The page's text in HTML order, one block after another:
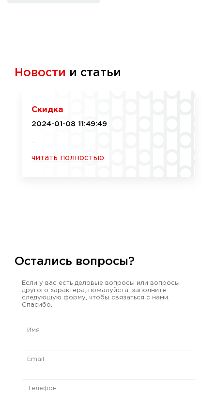
Новости и статьи
Скидка
2024-01-08 11:49:49
читать полностью
Остались вопросы?
Если у вас есть деловые вопросы или вопросы
другого характера, пожалуйста, заполните
следующую форму, чтобы связаться с нами.
Спасибо.